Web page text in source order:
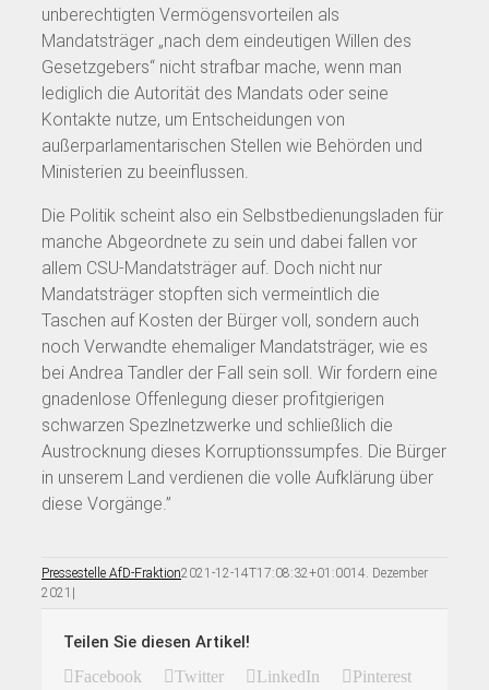
unberechtigten Vermögensvorteilen als
Mandatsträger „nach dem eindeutigen Willen des
Gesetzgebers“ nicht strafbar mache, wenn man
lediglich die Autorität des Mandats oder seine
Kontakte nutze, um Entscheidungen von
außerparlamentarischen Stellen wie Behörden und
Ministerien zu beeinflussen.
Die Politik scheint also ein Selbstbedienungsladen für
manche Abgeordnete zu sein und dabei fallen vor
allem CSU-Mandatsträger auf. Doch nicht nur
Mandatsträger stopften sich vermeintlich die
Taschen auf Kosten der Bürger voll, sondern auch
noch Verwandte ehemaliger Mandatsträger, wie es
bei Andrea Tandler der Fall sein soll. Wir fordern eine
gnadenlose Offenlegung dieser profitgierigen
schwarzen Spezlnetzwerke und schließlich die
Austrocknung dieses Korruptionssumpfes. Die Bürger
in unserem Land verdienen die volle Aufklärung über
diese Vorgänge.”
Pressestelle AfD-Fraktion2021-12-14T17:08:32+01:0014. Dezember
2021 |
Teilen Sie diesen Artikel!
Facebook Twitter LinkedIn
Pinterest